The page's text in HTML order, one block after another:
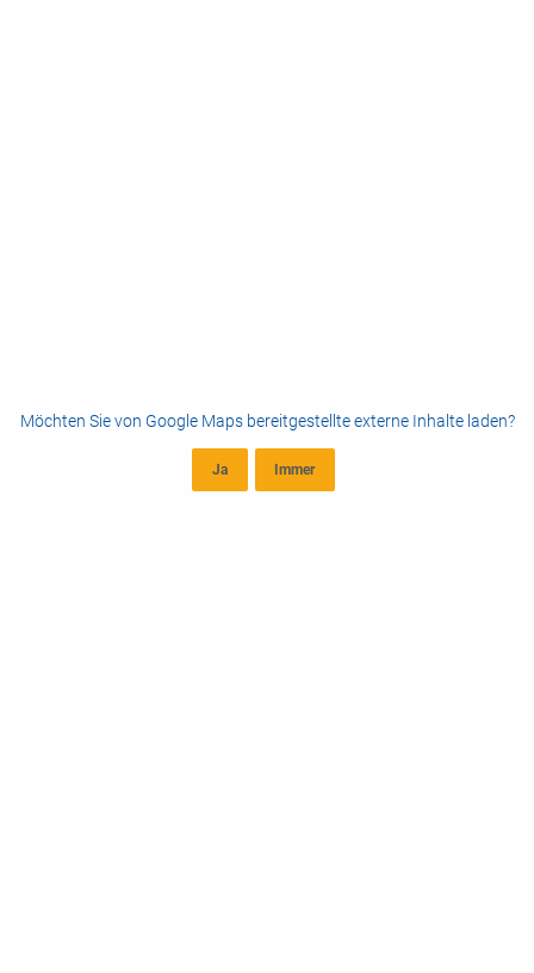
Möchten Sie von Google Mapsbereitgestellte externe Inhalte laden?
Ja Immer